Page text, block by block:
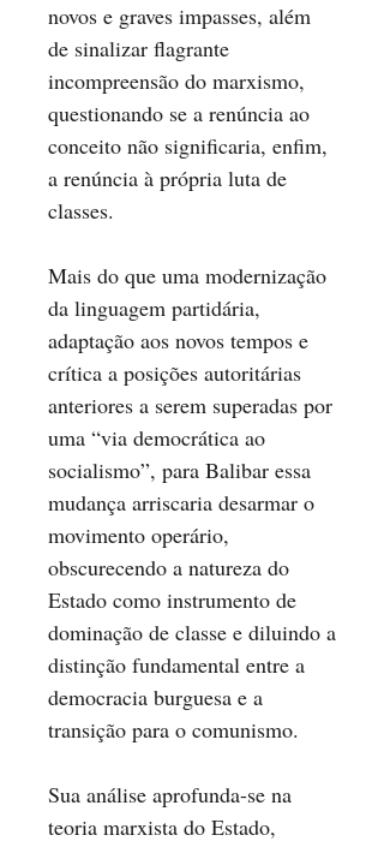
novos e graves impasses, além
de sinalizar flagrante
incompreensão do marxismo,
questionando se a renúncia ao
conceito não significaria, enfim,
a renúncia à própria luta de
classes.
Mais do que uma modernização
da linguagem partidária,
adaptação aos novos tempos e
crítica a posições autoritárias
anteriores a serem superadas por
uma “via democrática ao
socialismo”, para Balibar essa
mudança arriscaria desarmar o
movimento operário,
obscurecendo a natureza do
Estado como instrumento de
dominação de classe e diluindo a
distinção fundamental entre a
democracia burguesa e a
transição para o comunismo.
Sua análise aprofunda-se na
teoria marxista do Estado,